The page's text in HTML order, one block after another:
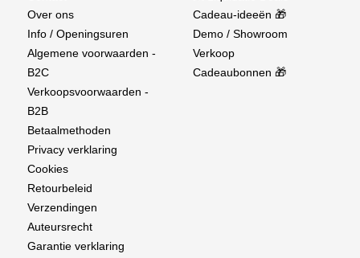
Over ons
Info / Openingsuren
Algemene voorwaarden -
B2C
Verkoopsvoorwaarden -
B2B
Betaalmethoden
Privacy verklaring
Cookies
Retourbeleid
Verzendingen
Auteursrecht
Garantie verklaring
Cadeau-ideeën 🎁
Demo / Showroom
Verkoop
Cadeaubonnen 🎁